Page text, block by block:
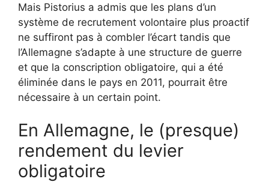
Mais Pistorius a admis que les plans d’un
système de recrutement volontaire plus proactif
ne suffiront pas à combler l’écart tandis que
l’Allemagne s’adapte à une structure de guerre
et que la conscription obligatoire, qui a été
éliminée dans le pays en 2011, pourrait être
nécessaire à un certain point.
En Allemagne, le (presque)
rendement du levier
obligatoire